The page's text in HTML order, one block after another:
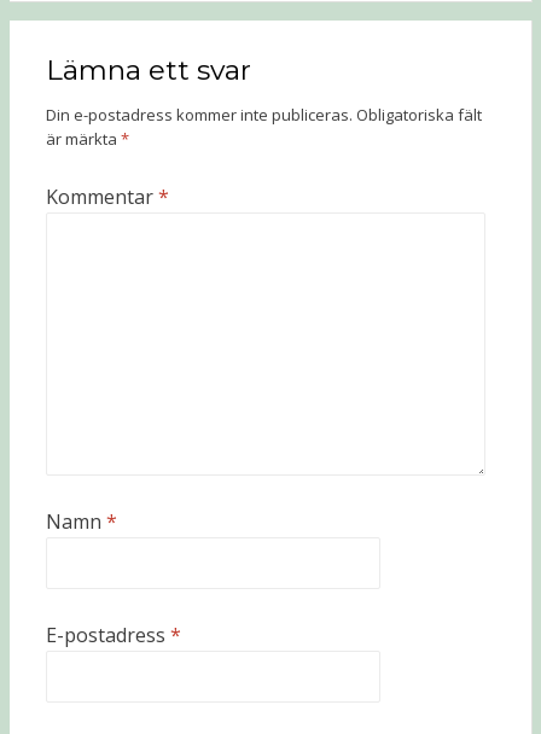
Lämna ett svar
Din e-postadress kommer inte publiceras. Obligatoriska fält
är märkta *
Kommentar*
Namn *
E-postadress *